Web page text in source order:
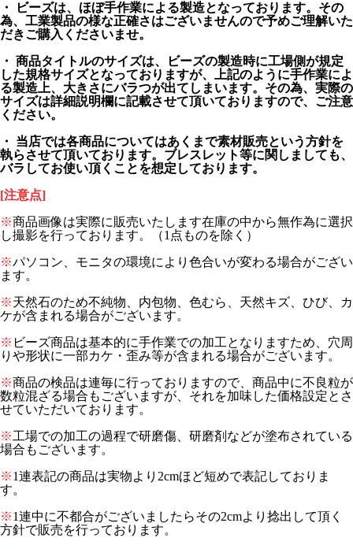
・ ビーズは、ほぼ手作業による製造となっております。その
為、工業製品の様な正確さはございませんので予めご理解いた
だきご購入くださいませ。
・ 商品タイトルのサイズは、ビーズの製造時に工場側が規定
した規格サイズとなっておりますが、上記のように手作業によ
る製造上、大きさにバラつが出てしまいます。その為、実際の
サイズは詳細説明欄に記載させて頂いておりますので、ご注意
ください。
・ 当店では各商品についてはあくまで素材販売という方針を
執らさせて頂いております。ブレスレット等に関しましても、
バラしてお使い頂くことを想定しております。
[注意点]
※商品画像は実際に販売いたします在庫の中から無作為に選択
し撮影を行っております。（1点ものを除く）
※パソコン、モニタの環境により色合いが変わる場合がござい
ます。
※天然石のため不純物、内包物、色むら、天然キズ、ひび、カ
ケが含まれる場合がございます。
※ ビーズ商品は基本的に手作業での加工となりますため、穴周
りや形状に一部カケ・歪み等が含まれる場合がございます。
※商品の検品は連毎に行っておりますので、商品中に不良粒が
数粒混ざる場合もございますが、それを加味した価格設定とさ
せていただいております。
※工場での加工の過程で研磨傷、研磨剤などが塗布されている
場合もございます。
※1連表記の商品は実物より2cmほど短めで表記しておりま
す。
※1連中に不都合がございましたらその2cmより捻出して頂く
方針で販売を行っております。